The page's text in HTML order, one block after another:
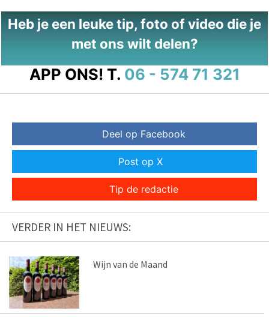
Heb je een leuke tip, foto of video die je
met ons wilt delen?
APP ONS! T. 06 - 574 71 321
Deel op Facebook
Post op X
Tip de redactie
VERDER IN HET NIEUWS:
Wijn van de Maand